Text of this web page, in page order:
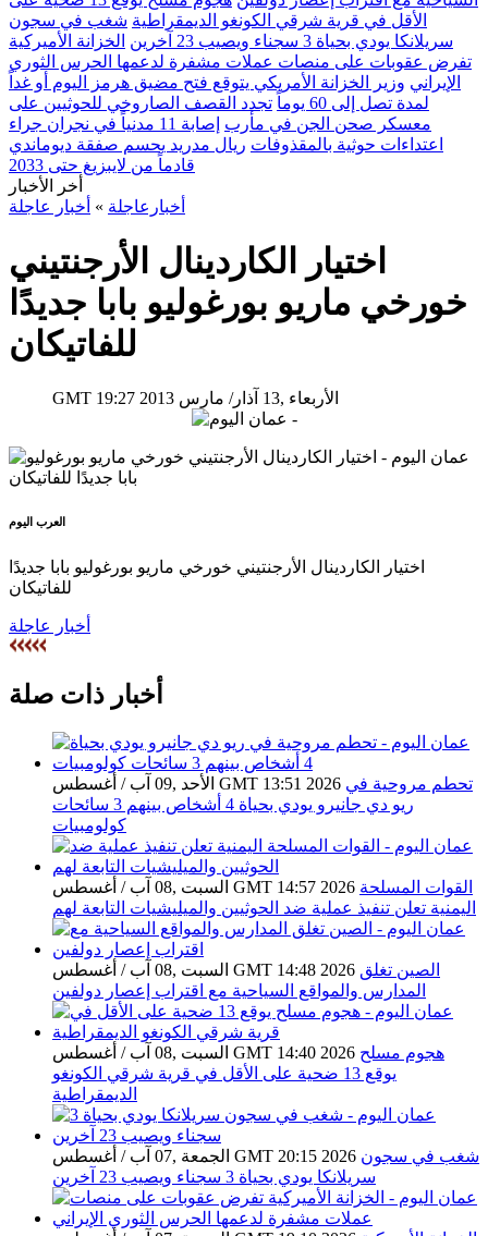
الأقل في قرية شرقي الكونغو الديمقراطية شغب في سجون
سريلانكا يودي بحياة 3 سجناء ويصيب 23 آخرين
الخزانة الأميركية
تفرض عقوبات على منصات عملات مشفرة لدعمها الحرس الثوري
الإيراني وزير الخزانة الأمريكي يتوقع فتح مضيق هرمز اليوم أو غداً
لمدة تصل إلى 60 يوماً
تجدد القصف الصاروخي للحوثيين على
معسكر صحن الجن في مأرب
إصابة 11 مدنياً في نجران جراء
اعتداءات حوثية بالمقذوفات ريال مدريد يحسم صفقة ديوماندي
قادماً من لايبزيغ حتى 2033
أخر الأخبار
أخبارعاجلة » أخبار عاجلة
اختيار الكاردينال الأرجنتيني
خورخي ماريو بورغوليو بابا جديدًا
للفاتيكان
GMT 19:27 2013 الأربعاء ,13 آذار/ مارس
العرب اليوم
اختيار الكاردينال الأرجنتيني خورخي ماريو بورغوليو بابا جديدًا
للفاتيكان
أخبار عاجلة
أخبار ذات صلة
الأحد ,09 آب / أغسطس GMT 13:51 2026 تحطم مروحية في
ريو دي جانيرو يودي بحياة 4 أشخاص بينهم 3 سائحات
كولومبيات
السبت ,08 آب / أغسطس GMT 14:57 2026 القوات المسلحة
اليمنية تعلن تنفيذ عملية ضد الحوثيين والميليشيات التابعة لهم
السبت ,08 آب / أغسطس GMT 14:48 2026 الصين تغلق
المدارس والمواقع السياحية مع اقتراب إعصار دولفين
السبت ,08 آب / أغسطس GMT 14:40 2026 هجوم مسلح
يوقع 13 ضحية على الأقل في قرية شرقي الكونغو
الديمقراطية
الجمعة ,07 آب / أغسطس GMT 20:15 2026 شغب في سجون
سريلانكا يودي بحياة 3 سجناء ويصيب 23 آخرين